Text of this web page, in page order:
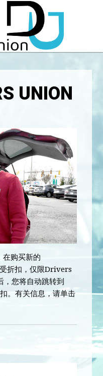
UNION
购买新的
折扣，仅限Drivers
您将自动跳转到
。有关信息，请单击